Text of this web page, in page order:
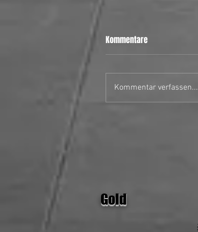
Kommentare
Kommentar verfassen...
Gold